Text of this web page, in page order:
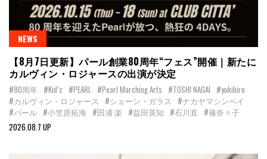
NEWS
【8月7日更新】パール創業80周年“フェス”開催｜新たに
カルヴィン・ロジャースの出演が決定
#80周年 #Kid’z #PEARL #Pearl Marching Arts #TOSHI NAGAI #yukihiro
#カルヴィン・ロジャース
#シェーン・ガラス
#ナカヤマシンペイ
#パール #小笠原拓海 #田浦 楽 #益田英知 #石川直 #篠奈々子
2026.08.7 UP